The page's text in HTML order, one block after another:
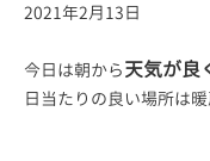
2021年2月13日
今日は朝から天気が良
日当たりの良い場所は